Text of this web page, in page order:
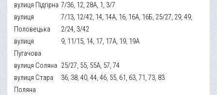
вулиця Підгірна 7/36, 12, 28А, 1, 3/7
вулиця
Половецька
7/13, 12/42, 14, 14А, 16, 16А, 16Б, 25/27, 29, 49,
2/24, 3/42
вулиця
Пугачова
9, 11/15, 14, 17, 17А, 19, 19А
вулиця Соляна 25/27, 55, 55А, 57, 74
вулиця Стара
Поляна
36, 38, 40, 44, 46, 55, 61, 63, 71, 73, 83